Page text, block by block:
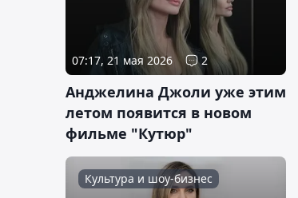
07:17, 21 мая 2026 2
Анджелина Джоли уже этим
летом появится в новом
фильме "Кутюр"
Культура и шоу-бизнес